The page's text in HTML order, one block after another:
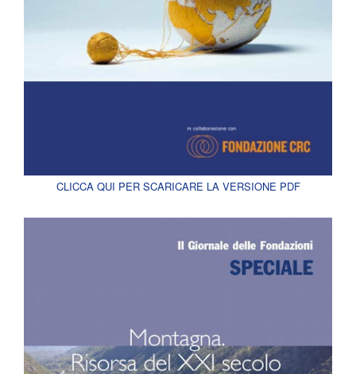
CLICCA QUI PER SCARICARE LA VERSIONE PDF